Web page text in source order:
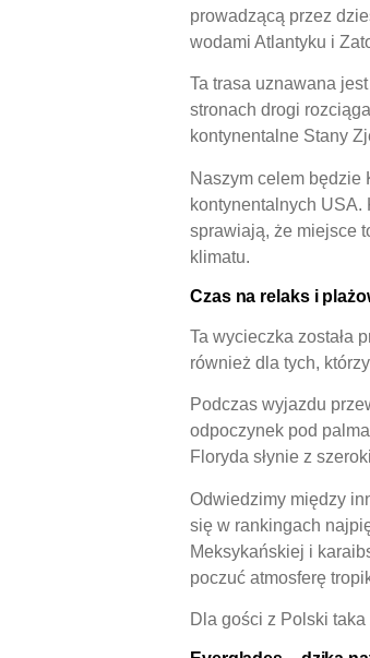
prowadzącą przez
wodami Atlantyku i
Ta trasa uznawana
stronach drogi
kontynentalne Stany
Naszym celem
kontynentalnych USA.
sprawiają, że miejsce
klimatu.
Czas na relaks i
Ta wycieczka została
również dla tych,
Podczas wyjazdu
odpoczynek pod
Floryda słynie z
Odwiedzimy między
się w rankingach
Meksykańskiej i
poczuć atmosferę
Dla gości z Polski